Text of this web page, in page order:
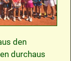
den
durchaus